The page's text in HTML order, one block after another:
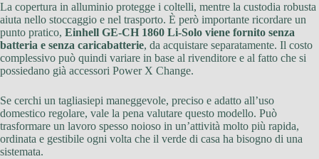
La copertura in alluminio protegge i coltelli, mentre la custodia robusta
aiuta nello stoccaggio e nel trasporto. È però importante ricordare un
punto pratico, Einhell GE-CH 1860 Li-Solo viene fornito senza
batteria e senza caricabatterie, da acquistare separatamente. Il costo
complessivo può quindi variare in base al rivenditore e al fatto che si
possiedano già accessori Power X Change.
Se cerchi un tagliasiepi maneggevole, preciso e adatto all’uso
domestico regolare, vale la pena valutare questo modello. Può
trasformare un lavoro spesso noioso in un’attività molto più rapida,
ordinata e gestibile ogni volta che il verde di casa ha bisogno di una
sistemata.